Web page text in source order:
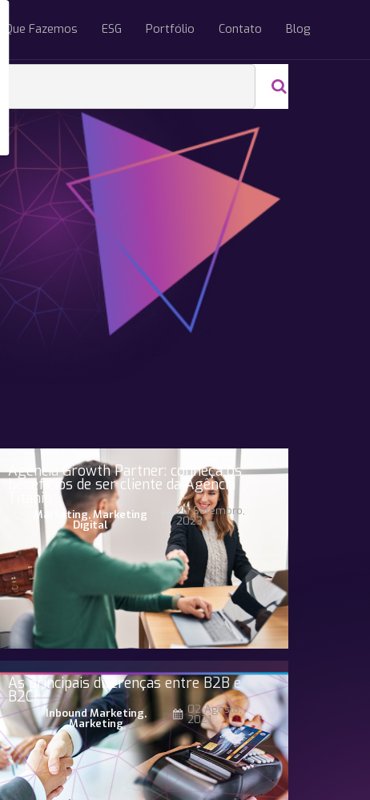
O Que Fazemos ESG Portfólio Contato Blog
Agência Growth Partner: conheça os
benefícios de ser cliente da Agência
Titânio
Marketing,Marketing
Digital
20 Setembro,
2023
As principais diferenças entre B2B e
B2C!
Inbound Marketing,
Marketing
02 Agosto,
2021